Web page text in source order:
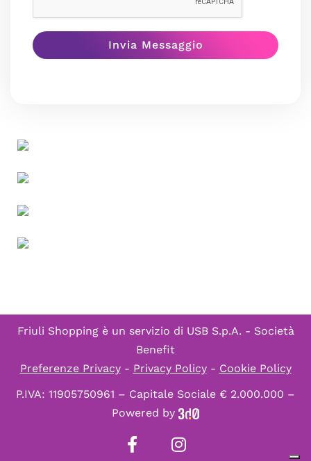
Friuli Shopping è un servizio di USB S.p.A. - Società
Benefit
Preferenze Privacy- Privacy Policy- Cookie Policy
P.IVA: 11905750961 – Capitale Sociale € 2.000.000 –
Powered by